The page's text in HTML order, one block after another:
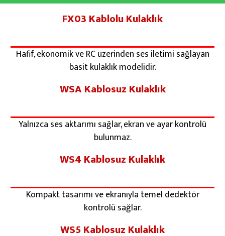
FX03 Kablolu Kulaklık
Hafif, ekonomik ve RC üzerinden ses iletimi sağlayan
basit kulaklık modelidir.
WSA Kablosuz Kulaklık
Yalnızca ses aktarımı sağlar, ekran ve ayar kontrolü
bulunmaz.
WS4 Kablosuz Kulaklık
Kompakt tasarımı ve ekranıyla temel dedektör
kontrolü sağlar.
WS5 Kablosuz Kulaklık